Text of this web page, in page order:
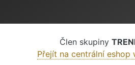
Člen skupiny
Přejít na centrální eshop